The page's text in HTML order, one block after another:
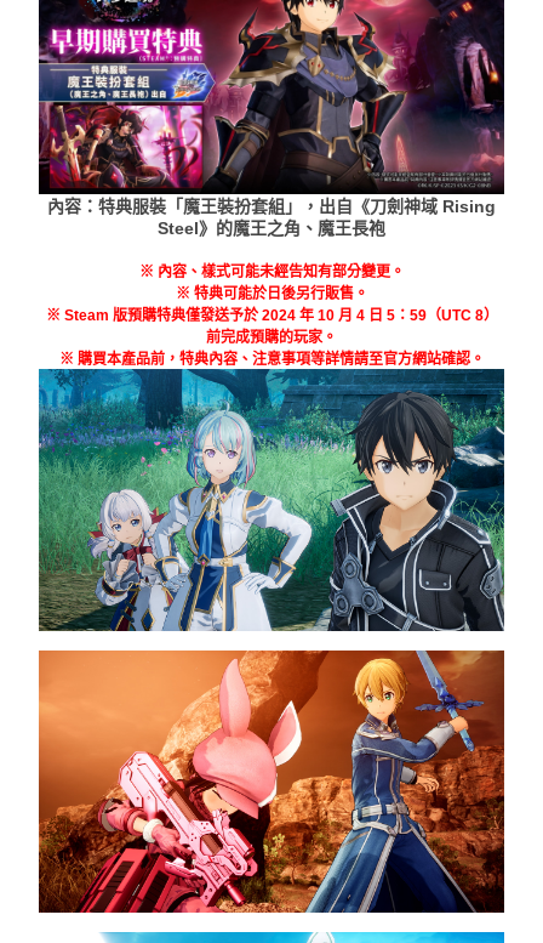
內容：特典服裝「魔王裝扮套組」，出自《刀劍神域 Rising
Steel》的魔王之角、魔王長袍
※ 內容、樣式可能未經告知有部分變更。
※ 特典可能於日後另行販售。
※ Steam 版預購特典僅發送予於 2024 年 10 月 4 日 5：59（UTC 8）
前完成預購的玩家。
※ 購買本產品前，特典內容、注意事項等詳情請至官方網站確認。